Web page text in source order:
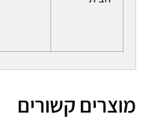
מוצרים קשורים